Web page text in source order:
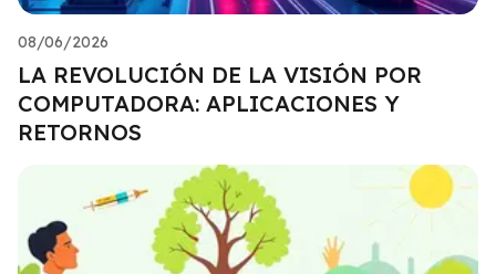
08/06/2026
LA REVOLUCIÓN DE LA VISIÓN POR
COMPUTADORA: APLICACIONES Y
RETORNOS